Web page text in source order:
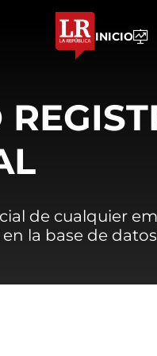
INICIO
de cualquier
la base de